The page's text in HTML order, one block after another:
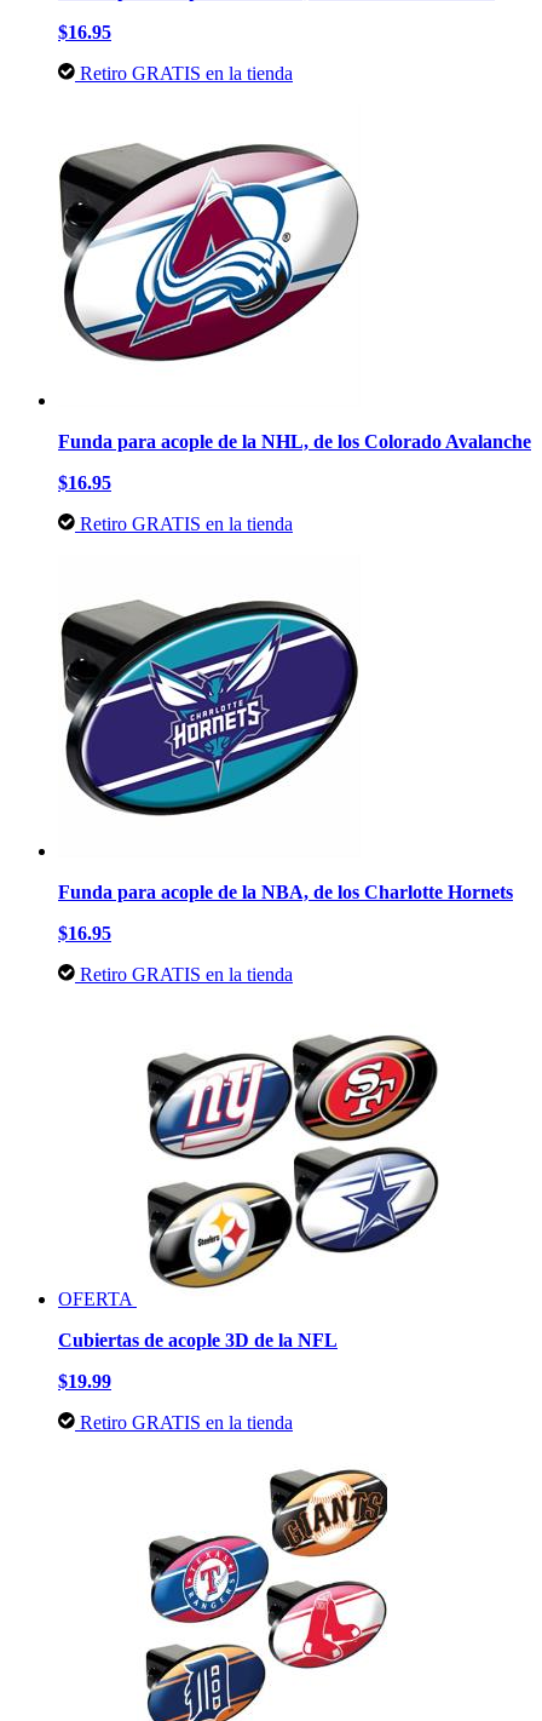
$16.95
Retiro GRATIS en la tienda
Funda para acople de la NHL, de los Colorado Avalanche
$16.95
Retiro GRATIS en la tienda
Funda para acople de la NBA, de los Charlotte Hornets
$16.95
Retiro GRATIS en la tienda
OFERTA
Cubiertas de acople 3D de la NFL
$19.99
Retiro GRATIS en la tienda